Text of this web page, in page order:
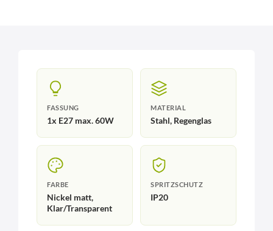
FASSUNG
1x E27 max. 60W
MATERIAL
Stahl, Regenglas
FARBE
Nickel matt,
Klar/Transparent
SPRITZSCHUTZ
IP20